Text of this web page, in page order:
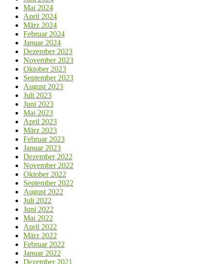
Mai 2024
April 2024
März 2024
Februar 2024
Januar 2024
Dezember 2023
November 2023
Oktober 2023
September 2023
August 2023
Juli 2023
Juni 2023
Mai 2023
April 2023
März 2023
Februar 2023
Januar 2023
Dezember 2022
November 2022
Oktober 2022
September 2022
August 2022
Juli 2022
Juni 2022
Mai 2022
April 2022
März 2022
Februar 2022
Januar 2022
Dezember 2021